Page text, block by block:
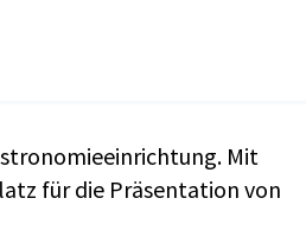
Mit
für die Präsentation von